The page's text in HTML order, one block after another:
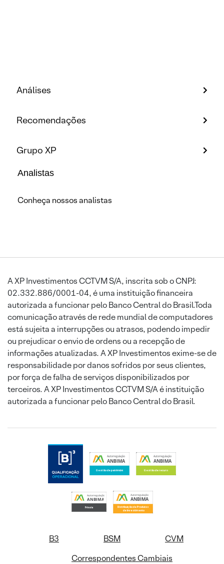
Análises
Recomendações
Grupo XP
Analistas
Conheça nossos analistas
A XP Investimentos CCTVM S/A, inscrita sob o CNPJ:
02.332.886/0001-04, é uma instituição financeira
autorizada a funcionar pelo Banco Central do Brasil.Toda
comunicação através de rede mundial de computadores
está sujeita a interrupções ou atrasos, podendo impedir
ou prejudicar o envio de ordens ou a recepção de
informações atualizadas. A XP Investimentos exime-se de
responsabilidade por danos sofridos por seus clientes,
por força de falha de serviços disponibilizados por
terceiros. A XP Investimentos CCTVM S/A é instituição
autorizada a funcionar pelo Banco Central do Brasil.
B3 BSM
CVM
Correspondentes Cambiais